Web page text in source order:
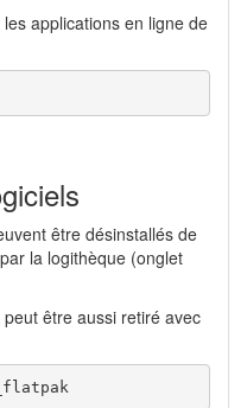
applications en ligne de
être désinstallés de
la logithèque (onglet
être aussi retiré avec